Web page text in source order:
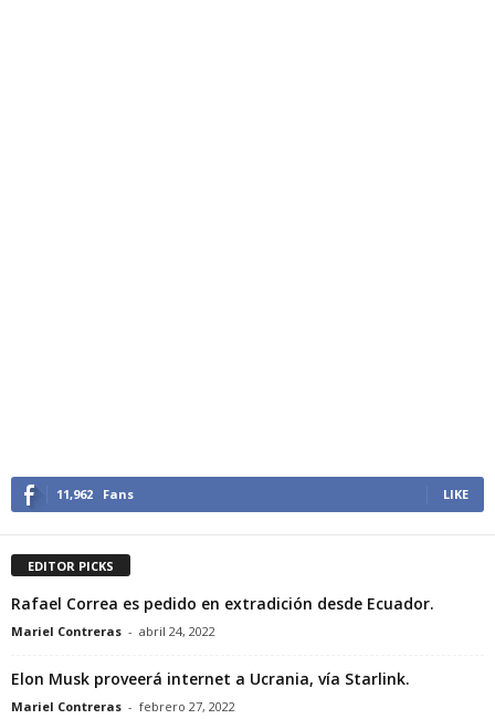
11,962 Fans LIKE
EDITOR PICKS
Rafael Correa es pedido en extradición desde Ecuador.
Mariel Contreras - abril 24, 2022
Elon Musk proveerá internet a Ucrania, vía Starlink.
Mariel Contreras - febrero 27, 2022